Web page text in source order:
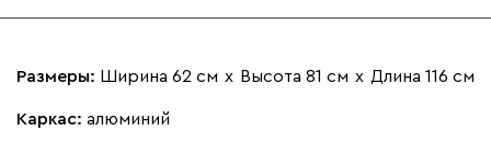
Размеры: Ширина 62 см х Высота 81 см х Длина 116 см
Каркас: алюминий